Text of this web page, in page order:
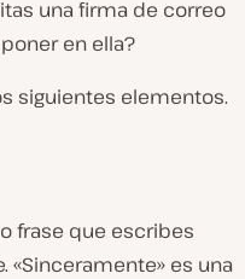
una firma de correo
en ella?
siguientes elementos.
frase que escribes
es una